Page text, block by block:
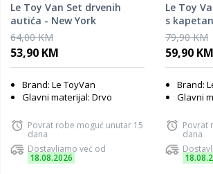
Le Toy Van Set drvenih
autića - New York
64,00 KM
53,90 KM
Brand: Le ToyVan
Glavni materijal: Drvo
Povrat robe moguć unutar 15
dana
Dostavljamo već od
18.08.2026
Le Toy
s
79,90 KM
59,90 KM
Brand:
Glavni
Povrat
dana